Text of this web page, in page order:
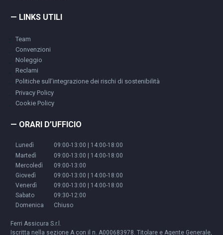
— LINKS UTILI
Team
Convenzioni
Noleggio
Reclami
Politiche sull’integrazione dei rischi di sostenibilità
Privacy Policy
Cookie Policy
— ORARI D’UFFICIO
Lunedì
09:00-13:00 | 14:00-18:00
Martedì
09:00-13:00 | 14:00-18:00
Mercoledì
09:00-13:00
Giovedì
09:00-13:00 | 14:00-18:00
Venerdì
09:00-13:00 | 14:00-18:00
Sabato
09:30-12:00
Domenica
Chiuso
Ferri Assicura S.r.l.
Iscritta nella sezione A con il n. A000683978. Titolare e Agente Generale,